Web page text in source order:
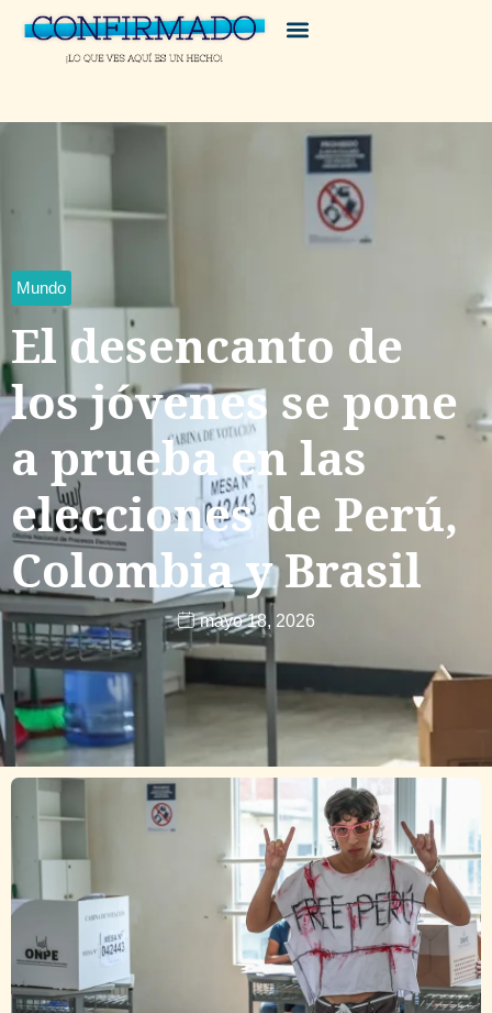
Mundo
El desencanto de
los jóvenes se pone
a prueba en las
elecciones de Perú,
Colombia y Brasil
mayo 18, 2026